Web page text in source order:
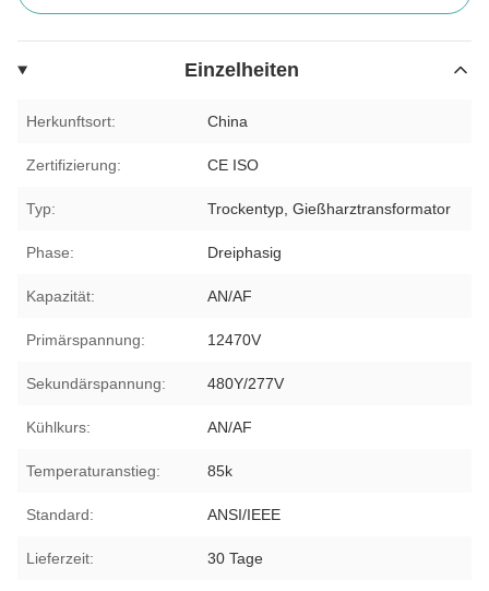
Einzelheiten
Herkunftsort: China
Zertifizierung: CE ISO
Typ: Trockentyp, Gießharztransformator
Phase: Dreiphasig
Kapazität: AN/AF
Primärspannung: 12470V
Sekundärspannung: 480Y/277V
Kühlkurs: AN/AF
Temperaturanstieg: 85k
Standard: ANSI/IEEE
Lieferzeit: 30 Tage